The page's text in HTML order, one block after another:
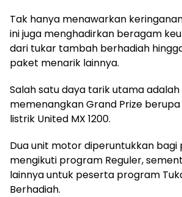
Tak hanya menawarkan
ini juga menghadirkan beragam
dari tukar tambah berhadiah
paket menarik lainnya.
Salah satu daya tarik utama
memenangkan Grand Prize
listrik United MX 1200.
Dua unit motor diperuntukkan bagi
mengikuti program Reguler,
lainnya untuk peserta program
Berhadiah.